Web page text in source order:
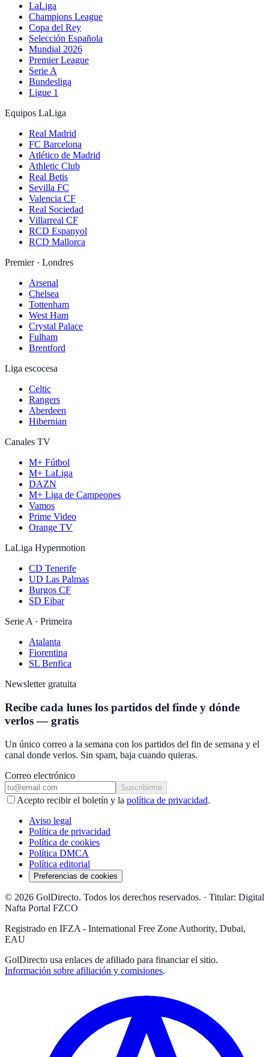
LaLiga
Champions League
Copa del Rey
Selección Española
Mundial 2026
Premier League
Serie A
Bundesliga
Ligue 1
Equipos LaLiga
Real Madrid
FC Barcelona
Atlético de Madrid
Athletic Club
Real Betis
Sevilla FC
Valencia CF
Real Sociedad
Villarreal CF
RCD Espanyol
RCD Mallorca
Premier · Londres
Arsenal
Chelsea
Tottenham
West Ham
Crystal Palace
Fulham
Brentford
Liga escocesa
Celtic
Rangers
Aberdeen
Hibernian
Canales TV
M+ Fútbol
M+ LaLiga
DAZN
M+ Liga de Campeones
Vamos
Prime Video
Orange TV
LaLiga Hypermotion
CD Tenerife
UD Las Palmas
Burgos CF
SD Eibar
Serie A · Primeira
Atalanta
Fiorentina
SL Benfica
Newsletter gratuita
Recibe cada lunes los partidos del finde y dónde
verlos — gratis
Un único correo a la semana con los partidos del fin de semana y el
canal donde verlos. Sin spam, baja cuando quieras.
Correo electrónico
Suscribirme
Acepto recibir el boletín y la política de privacidad.
Aviso legal
Política de privacidad
Política de cookies
Política DMCA
Política editorial
Preferencias de cookies
© 2026 GolDirecto. Todos los derechos reservados. · Titular: Digital
Nafta Portal FZCO
Registrado en IFZA - International Free Zone Authority, Dubai,
EAU
GolDirecto usa enlaces de afiliado para financiar el sitio.
Información sobre afiliación y comisiones.